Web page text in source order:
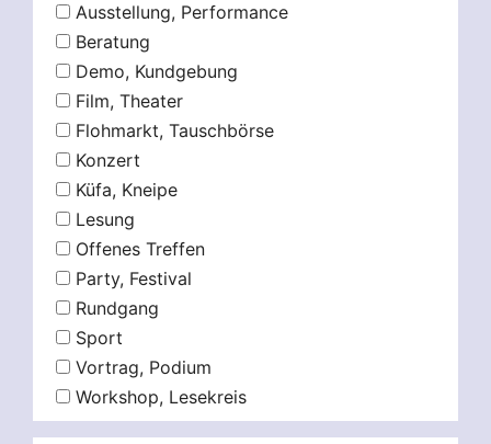
Ausstellung, Performance
Beratung
Demo, Kundgebung
Film, Theater
Flohmarkt, Tauschbörse
Konzert
Küfa, Kneipe
Lesung
Offenes Treffen
Party, Festival
Rundgang
Sport
Vortrag, Podium
Workshop, Lesekreis